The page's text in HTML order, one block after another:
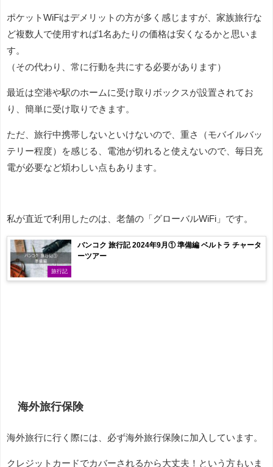
ポケットWiFiはデメリットの方が多く感じますが、家族旅行な
ど複数人で使用すれば1名あたりの価格は安くなるかと思いま
す。
（その代わり、常に行動を共にする必要があります）
最近は空港や駅のホームに受け取りボックスが設置されてお
り、簡単に受け取りできます。
ただ、旅行中携帯しないといけないので、重さ（モバイルバッ
テリー程度）を感じる、電池が切れると使えないので、毎日充
電が必要など煩わしい点もあります。
私が直近で利用したのは、老舗の「グローバルWiFi」です。
旅行記
バンコク 旅行記 2024年9月① 準備編 ベルトラ チャータ
ーツアー
海外旅行保険
海外旅行に行く際には、必ず海外旅行保険に加入しています。
クレジットカードでカバーされるから大丈夫！という方もいま